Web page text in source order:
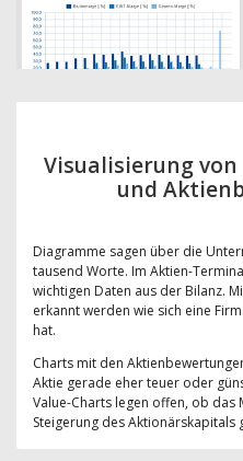
Visualisierung
und
Diagramme sagen über die
tausend Worte. Im Aktien-
wichtigen Daten aus der Bilanz.
erkannt werden wie sich eine
hat.
Charts mit den
Aktie gerade eher teuer oder
Value-Charts legen offen, ob das
Steigerung des Aktionärskapitals